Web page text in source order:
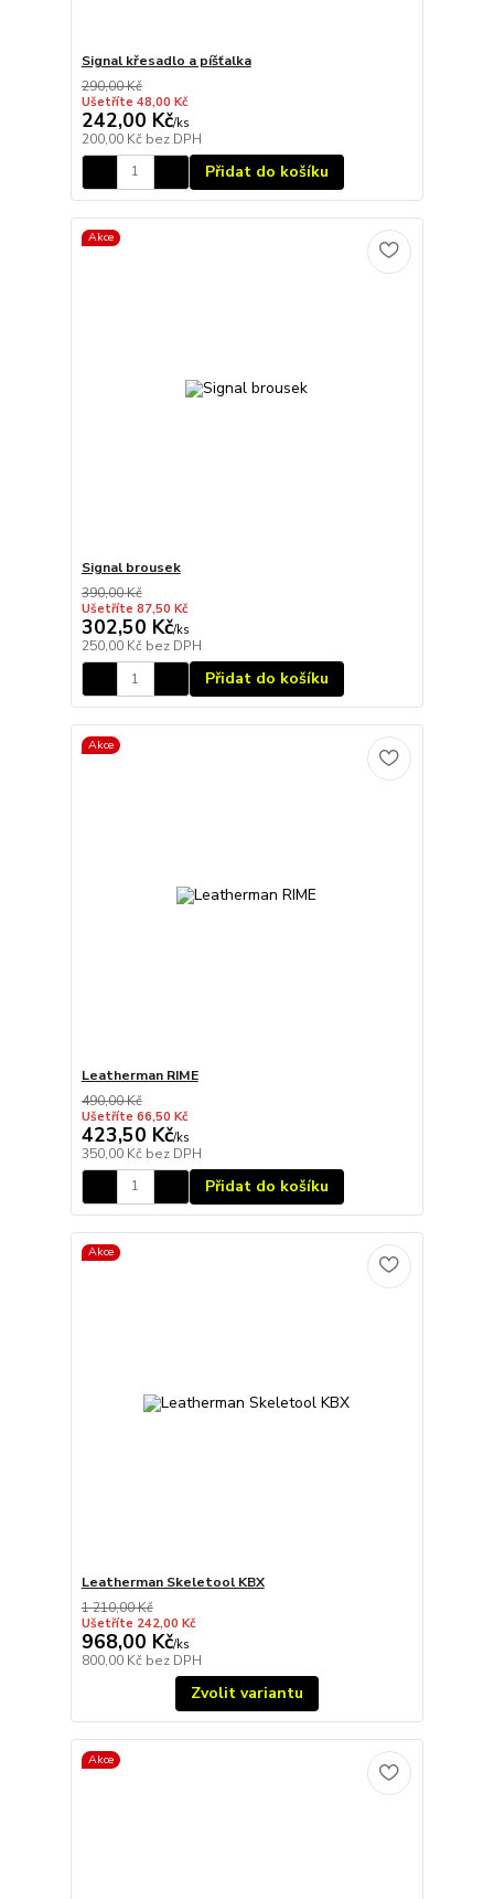
Signal křesadlo a píšťalka
290,00 Kč
Ušetříte 48,00 Kč
242,00 Kč/ks
200,00 Kč bez DPH
Přidat do košíku
Akce
Signal brousek
390,00 Kč
Ušetříte 87,50 Kč
302,50 Kč/ks
250,00 Kč bez DPH
Přidat do košíku
Akce
Leatherman RIME
490,00 Kč
Ušetříte 66,50 Kč
423,50 Kč/ks
350,00 Kč bez DPH
Přidat do košíku
Akce
Leatherman Skeletool KBX
1 210,00 Kč
Ušetříte 242,00 Kč
968,00 Kč/ks
800,00 Kč bez DPH
Zvolit variantu
Akce